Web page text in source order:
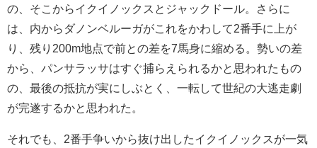
の、そこからイクイノックスとジャックドール。さらに
は、内からダノンベルーガがこれをかわして2番手に上が
り、残り200m地点で前との差を7馬身に縮める。勢いの差
から、パンサラッサはすぐ捕らえられるかと思われたもの
の、最後の抵抗が実にしぶとく、一転して世紀の大逃走劇
が完遂するかと思われた。
それでも、2番手争いから抜け出したイクイノックスが一気